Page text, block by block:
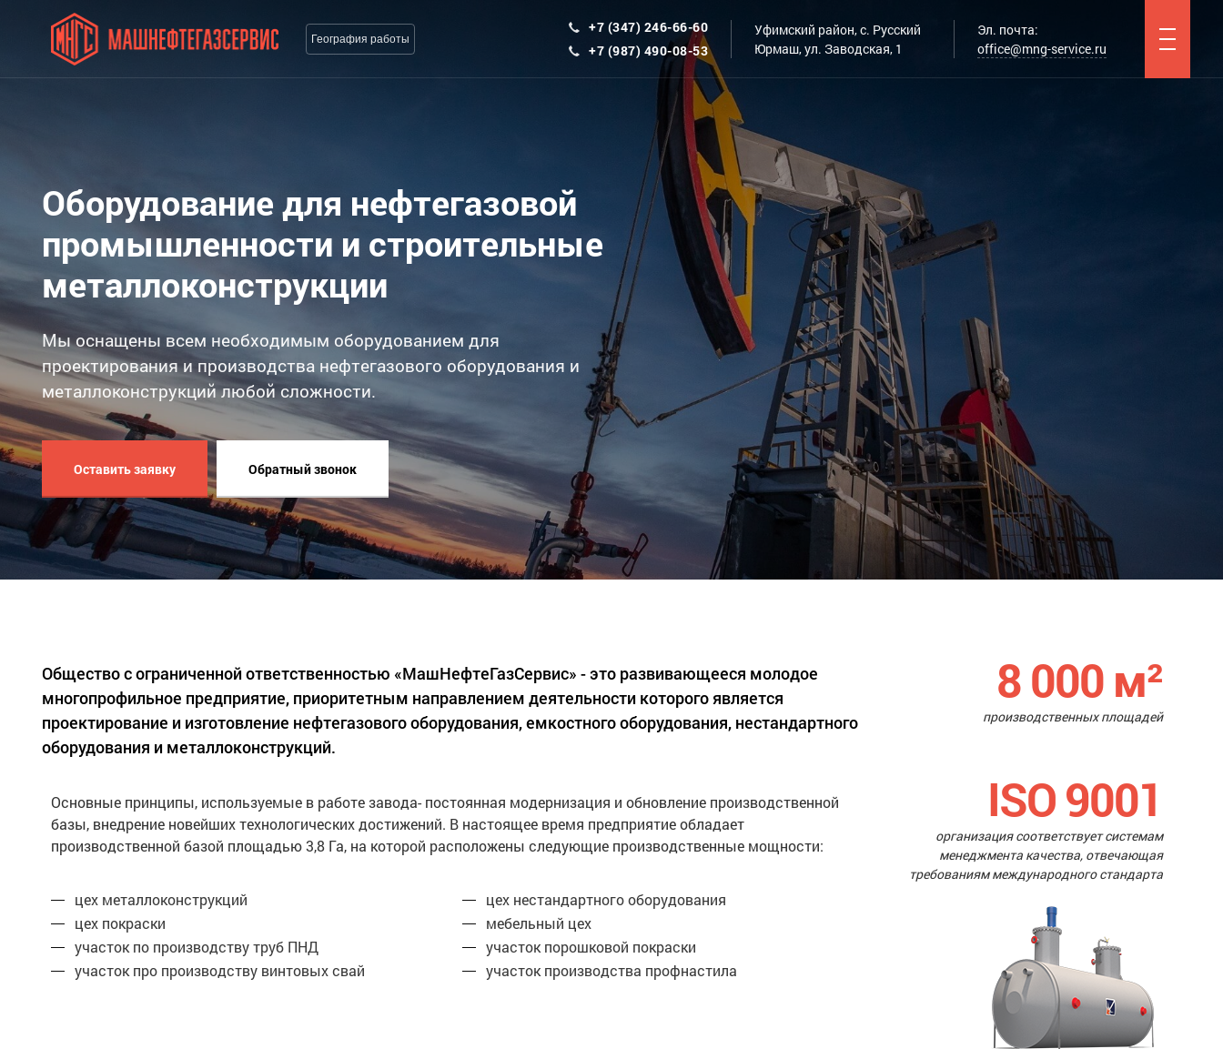
География работы
+7 (347) 246-66-60
+7 (987) 490-08-53
Уфимский район, с. Русский
Юрмаш, ул. Заводская, 1
Эл. почта:
office@mng-service.ru
Оборудование для нефтегазовой
промышленности и строительные
металлоконструкции
Мы оснащены всем необходимым оборудованием для
проектирования и производства нефтегазового оборудования и
металлоконструкций любой сложности.
Оставить заявку Обратный звонок
Общество с ограниченной ответственностью «МашНефтеГазСервис» - это развивающееся молодое
многопрофильное предприятие, приоритетным направлением деятельности которого является
проектирование и изготовление нефтегазового оборудования, емкостного оборудования, нестандартного
оборудования и металлоконструкций.
Основные принципы, используемые в работе завода- постоянная модернизация и обновление производственной
базы, внедрение новейших технологических достижений. В настоящее время предприятие обладает
производственной базой площадью 3,8 Га, на которой расположены следующие производственные мощности:
цех металлоконструкций
цех нестандартного оборудования
цех покраски
мебельный цех
участок по производству труб ПНД
участок порошковой покраски
участок про производству винтовых свай
участок производства профнастила
8 000м²
производственных площадей
ISO 9001
организация соответствует системам
менеджмента качества, отвечающая
требованиям международного стандарта